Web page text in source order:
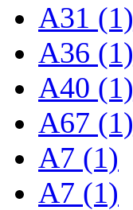
A31 (1)
A36 (1)
A40 (1)
A67 (1)
A7 (1)
A7 (1)